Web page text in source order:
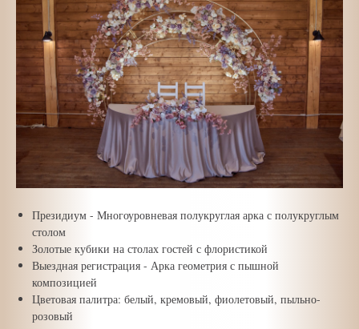
Президиум - Многоуровневая полукруглая арка с полукруглым
столом
Золотые кубики на столах гостей с флористикой
Выездная регистрация - Арка геометрия с пышной
композицией
Цветовая палитра: белый, кремовый, фиолетовый, пыльно-
розовый